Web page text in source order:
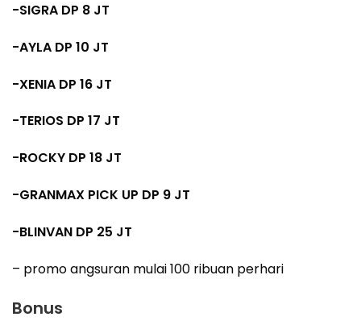
-SIGRA DP 8 JT
-AYLA DP 10 JT
-XENIA DP 16 JT
-TERIOS DP 17 JT
-ROCKY DP 18 JT
-GRANMAX PICK UP DP 9 JT
-BLINVAN DP 25 JT
– promo angsuran mulai 100 ribuan perhari
Bonus